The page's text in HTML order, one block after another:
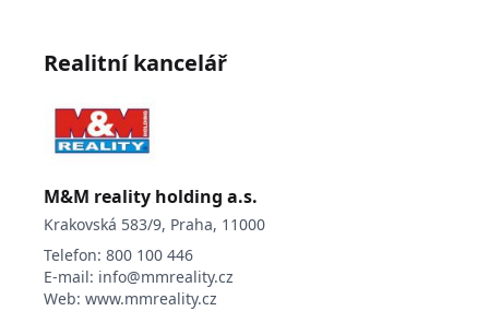
Realitní kancelář
M&M reality holding a.s.
Krakovská 583/9, Praha, 11000
Telefon: 800 100 446
E-mail: info@mmreality.cz
Web: www.mmreality.cz